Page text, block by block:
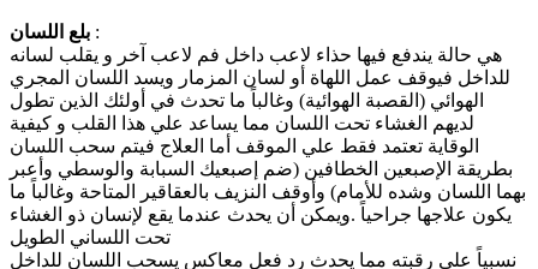
​بلع اللسان :
هي حالة يندفع فيها حذاء لاعب داخل فم لاعب آخر و يقلب لسانه
للداخل فيوقف عمل اللهاة أو لسان المزمار ويسد اللسان المجري
الهوائي (القصبة الهوائية) وغالباً ما تحدث في أولئك الذين تطول
لديهم الغشاء تحت اللسان مما يساعد علي هذا القلب و كيفية
الوقاية تعتمد فقط علي الموقف أما العلاج فيتم سحب اللسان
بطريقة الإصبعين الخطافين (ضم إصبعيك السبابة والوسطي وأعبر
بهما اللسان وشده للأمام) وأوقف النزيف بالعقاقير المتاحة وغالباً ما
يكون علاجها جراحياً .ويمكن أن يحدث عندما يقع لإنسان ذو الغشاء
نسبياً علي رقبته مما يحدث رد فعل معاكس يسحب اللسان للداخل